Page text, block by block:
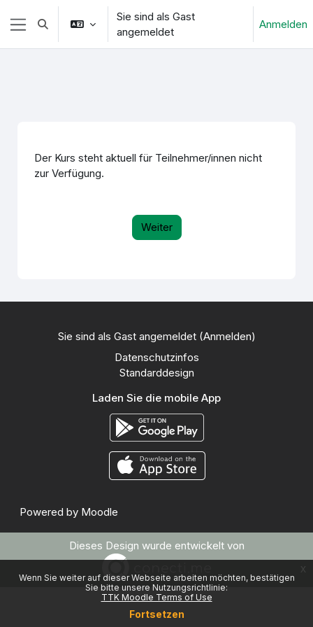
Zum Hauptinhalt
Wenn Sie weiter auf dieser Webseite arbeiten möchten, bestätigen
Sie bitte unsere Nutzungsrichtlinie:
TTK Moodle Terms of Use
Fortsetzen
x
Website-Übersicht
Sucheingabe umschalten
Sie sind als Gast
angemeldet
Anmelden
Der Kurs steht aktuell für Teilnehmer/innen nicht
zur Verfügung.
Weiter
Sie sind als Gast angemeldet (Anmelden)
Datenschutzinfos
Standarddesign
Laden Sie die mobile App
Powered by Moodle
Dieses Design wurde entwickelt von